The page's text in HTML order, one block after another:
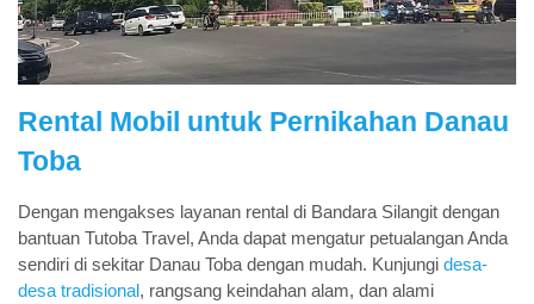
Rental Mobil untuk Pernikahan Danau
Toba
Dengan mengakses layanan rental di Bandara Silangit dengan
bantuan Tutoba Travel, Anda dapat mengatur petualangan Anda
sendiri di sekitar Danau Toba dengan mudah. Kunjungi desa-
desa tradisional, rangsang keindahan alam, dan alami